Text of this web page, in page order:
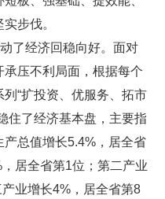
步伐。
了经济回稳向好。面对
压不利局面，根据每个
“扩投资、优服务、拓市
住了经济基本盘，主要指
总值增长5.4%，居全省
居全省第1位；第二产业
业增长4%，居全省第8